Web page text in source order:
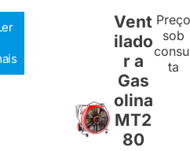
Vent
ilado
r a
Gas
olina
MT2
80
Preço
sob
ta